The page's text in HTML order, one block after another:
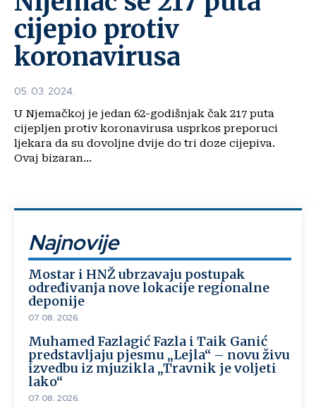
cijepio protiv
koronavirusa
05. 03. 2024.
U Njemačkoj je jedan 62-godišnjak čak 217 puta
cijepljen protiv koronavirusa usprkos preporuci
ljekara da su dovoljne dvije do tri doze cijepiva.
Ovaj bizaran...
Najnovije
Mostar i HNŽ ubrzavaju postupak
određivanja nove lokacije regionalne
deponije
07. 08. 2026.
Muhamed Fazlagić Fazla i Taik Ganić
predstavljaju pjesmu „Lejla“ – novu živu
izvedbu iz mjuzikla „Travnik je voljeti
lako“
07. 08. 2026.